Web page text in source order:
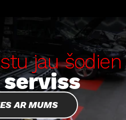
jau šodien
AR MUMS